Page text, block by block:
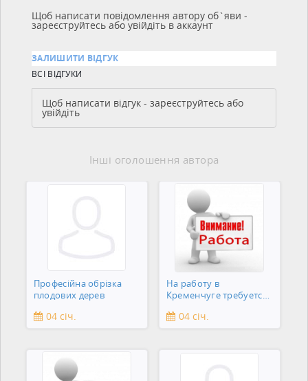
Щоб написати повідомлення автору об`яви -
зареєструйтесь або увійдіть в аккаунт
ЗАЛИШИТИ ВІДГУК
ВСІ ВІДГУКИ
Щоб написати відгук - зареєструйтесь або
увійдіть
Інші оголошення автора
Професійна обрізка
плодових дерев
04 січ.
На работу в
Кременчуге требуется
04 січ.